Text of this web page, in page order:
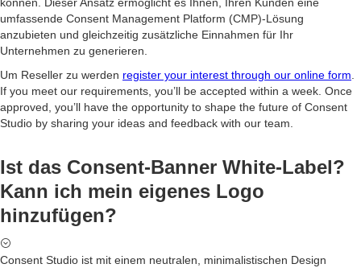
umfassende Consent Management Platform (CMP)-Lösung
anzubieten und gleichzeitig zusätzliche Einnahmen für Ihr
Unternehmen zu generieren.
Um Reseller zu werden register your interest through our online form
If you meet our requirements, you’ll be accepted within a week. Once
approved, you’ll have the opportunity to shape the future of Consent
Studio by sharing your ideas and feedback with our team.
Ist das Consent-Banner White-Label?
Kann ich mein eigenes Logo
hinzufügen?
Consent Studio ist mit einem neutralen, minimalistischen Design